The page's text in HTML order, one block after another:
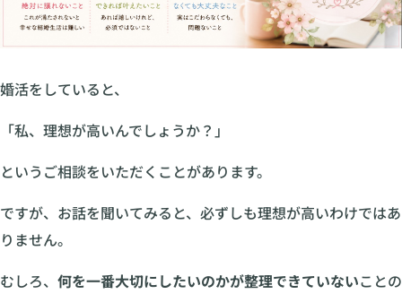
婚活をしていると、
「私、理想が高いんでしょうか？」
というご相談をいただくことがあります。
ですが、お話を聞いてみると、必ずしも理想が高いわけではあ
りません。
むしろ、 何を一番大切にしたいのかが整理できていないことの